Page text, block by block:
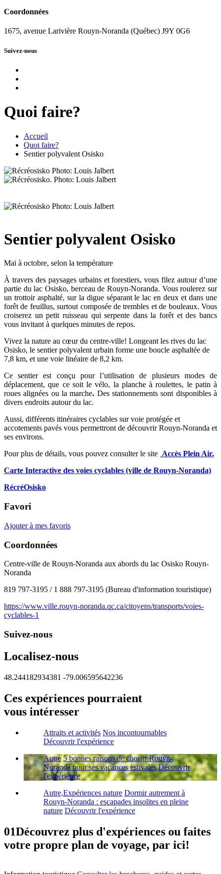
Coordonnées
1675, avenue Larivière Rouyn-Noranda (Québec) J9Y 0G6
Suivez-nous
Quoi faire?
Accueil
Quoi faire?
Sentier polyvalent Osisko
Sentier polyvalent Osisko
Mai à octobre, selon la température
À travers des paysages urbains et forestiers, vous filez autour d’une
partie du lac Osisko, berceau de Rouyn-Noranda. Vous roulerez sur
un trottoir asphalté, sur la digue séparant le lac en deux et dans une
forêt de feuillus, surtout composée de trembles et de bouleaux. Vous
croiserez un petit ruisseau qui serpente dans la forêt et des bancs
vous invitant à quelques minutes de repos.
Vivez la nature au cœur du centre-ville! Longeant les rives du lac
Osisko, le sentier polyvalent urbain forme une boucle asphaltée de
7,8 km, et une voie linéaire de 8,2 km.
Ce sentier est conçu pour l’utilisation de plusieurs modes de
déplacement, que ce soit le vélo, la planche à roulettes, le patin à
roues alignées ou la marche. Des stationnements sont disponibles à
divers endroits autour du lac.
Aussi, différents itinéraires cyclables sur voie protégée et
accotements pavés vous permettront de découvrir Rouyn-Noranda et
ses environs.
Pour plus de détails, vous pouvez consulter le site Accès Plein Air.
Carte Interactive des voies cyclables (ville de Rouyn-Noranda)
RécréOsisko
Favori
Ajouter à mes favoris
Coordonnées
Centre-ville de Rouyn-Noranda aux abords du lac Osisko Rouyn-
Noranda
819 797-3195 / 1 888 797-3195 (Bureau d'information touristique)
https://www.ville.rouyn-noranda.qc.ca/citoyens/transports/voies-
cyclables-1
Suivez-nous
Localisez-nous
48.244182934381 -79.006595642236
Ces expériences pourraient
vous intéresser
Attraits et activités Nos incontournables
Découvrir l'expérience
Autre 5 bonnes raisons de choisir Rouyn-
Noranda pour ses vacances estivales Découvrir
l'expérience
Autre,Expériences nature Dormir autrement à
Rouyn-Noranda : escapades insolites en pleine
nature Découvrir l'expérience
01Découvrez plus d'expériences ou faites
votre propre plan de voyage, par ici!